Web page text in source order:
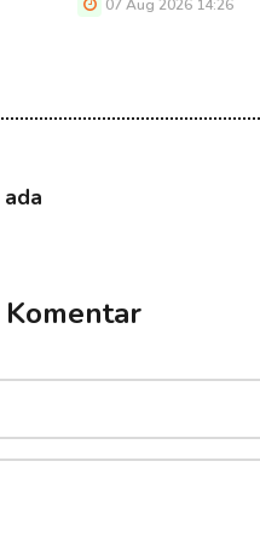
07 Aug 2026 14:26